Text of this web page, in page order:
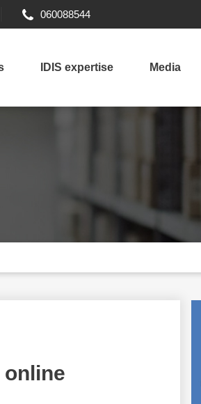
060088544
IDIS expertise Media